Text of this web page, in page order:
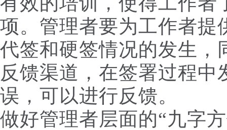
项。管理者要为工作者提
代签和硬签情况的发生，
反馈渠道，在签署过程
误，可以进行反馈。
做好管理者层面的“九字